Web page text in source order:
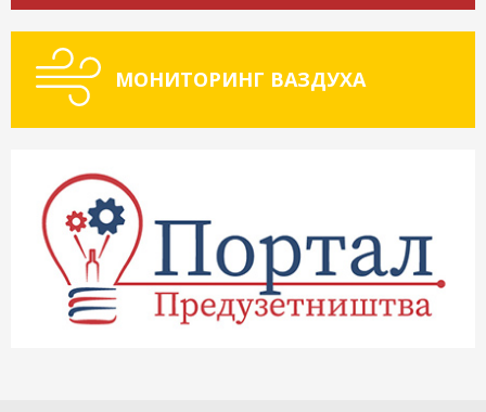
МОНИТОРИНГ ВАЗДУХА